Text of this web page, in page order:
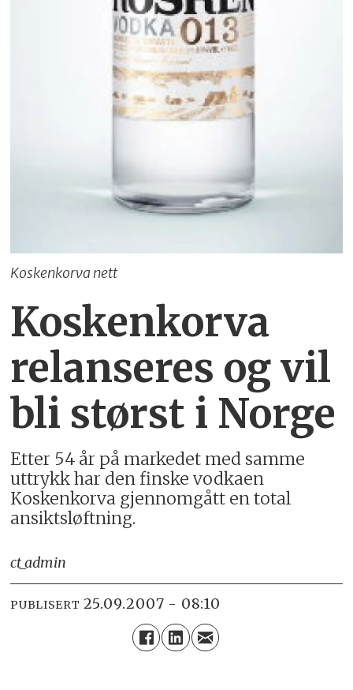
Koskenkorva nett
Koskenkorva
relanseres og vil
bli størst i Norge
Etter 54 år på markedet med samme
uttrykk har den finske vodkaen
Koskenkorva gjennomgått en total
ansiktsløftning.
ct_admin
PUBLISERT 25.09.2007 - 08:10